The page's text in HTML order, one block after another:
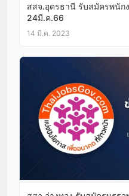
สสจ.อุดรธานี รับสมัครพนั
24มี.ค.66
14 มี.ค. 2023